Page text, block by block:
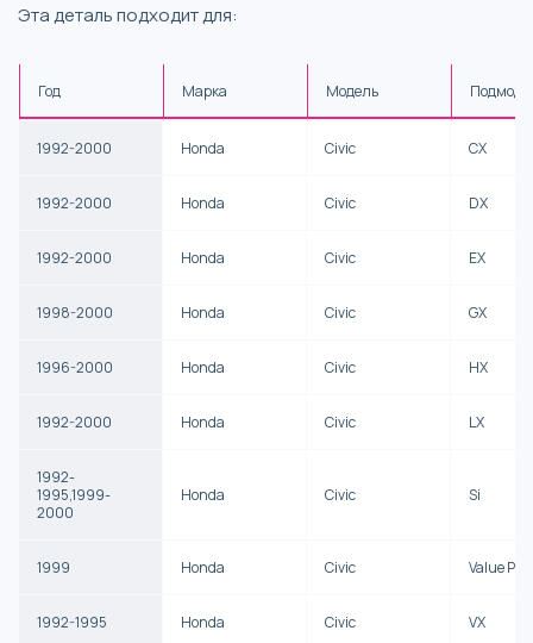
Эта деталь подходит для:
Год Марка Модель
1992-2000 Honda Civic CX
1992-2000 Honda Civic DX
1992-2000 Honda Civic EX
1998-2000 Honda Civic GX
1996-2000 Honda Civic HX
1992-2000 Honda Civic LX
1992-
1995,1999-
2000
Honda Civic Si
1999 Honda Civic Value
1992-1995 Honda Civic VX